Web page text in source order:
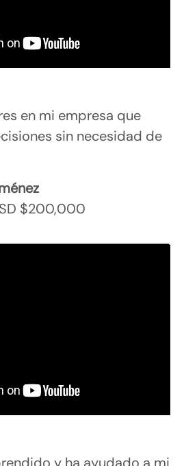
en mi empresa que
sin necesidad de
$200,000